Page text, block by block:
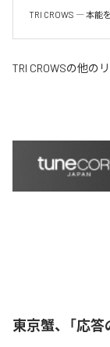
TRI CROWS ― 本能
TRI CROWSの他の
東京蟹、「応